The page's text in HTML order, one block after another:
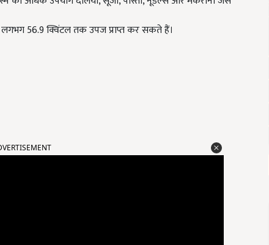
56.9 क्विंटल तक उपज प्राप्त कर सकते हैं।